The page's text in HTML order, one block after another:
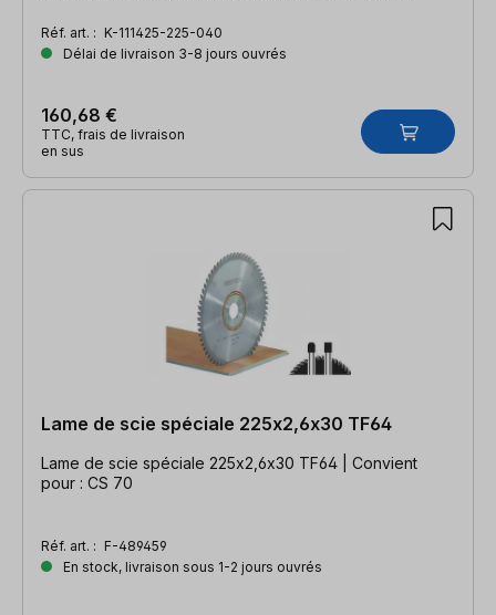
Réf. art. : K-111425-225-040
Délai de livraison 3-8 jours ouvrés
160,68 €
TTC, frais de livraison
en sus
Lame de scie spéciale 225x2,6x30 TF64
Lame de scie spéciale 225x2,6x30 TF64 | Convient
pour : CS 70
Réf. art. : F-489459
En stock, livraison sous 1-2 jours ouvrés